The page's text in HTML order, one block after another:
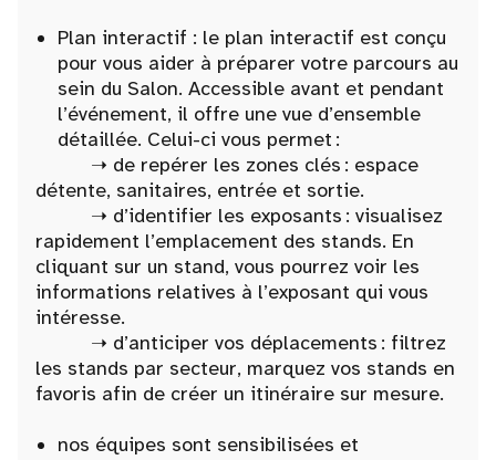
Plan interactif : le plan interactif est conçu
pour vous aider à préparer votre parcours au
sein du Salon. Accessible avant et pendant
l’événement, il offre une vue d’ensemble
détaillée. Celui-ci vous permet :
➝ de repérer les zones clés : espace
détente, sanitaires, entrée et sortie.
➝ d’identifier les exposants : visualisez
rapidement l’emplacement des stands. En
cliquant sur un stand, vous pourrez voir les
informations relatives à l’exposant qui vous
intéresse.
➝ d’anticiper vos déplacements : filtrez
les stands par secteur, marquez vos stands en
favoris afin de créer un itinéraire sur mesure.
nos équipes sont sensibilisées et